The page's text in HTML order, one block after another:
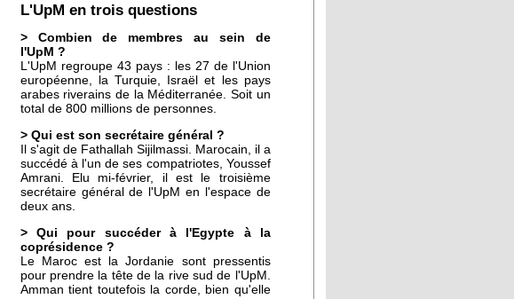
L'UpM en trois questions
> Combien de membres au sein de
l'UpM ?
L'UpM regroupe 43 pays : les 27 de l'Union
européenne, la Turquie, Israël et les pays
arabes riverains de la Méditerranée. Soit un
total de 800 millions de personnes.
> Qui est son secrétaire général ?
Il s'agit de Fathallah Sijilmassi. Marocain, il a
succédé à l'un de ses compatriotes, Youssef
Amrani. Elu mi-février, il est le troisième
secrétaire général de l'UpM en l'espace de
deux ans.
> Qui pour succéder à l'Egypte à la
coprésidence ?
Le Maroc est la Jordanie sont pressentis
pour prendre la tête de la rive sud de l'UpM.
Amman tient toutefois la corde, bien qu'elle